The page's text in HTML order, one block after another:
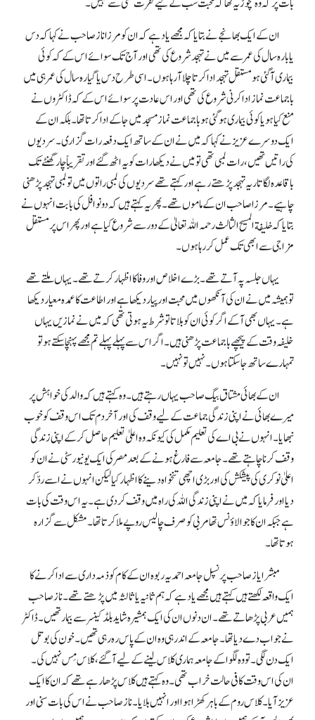
ان کے ایک بھانجے نے بتایا کہ مجھے یاد ہے کہ ان کو مرزا ناز صاحب نے کہا کہ دس
یا بارہ سال کی عمر سے میں نے تہجد شروع کی تھی اور آج تک سوائے اس کے کہ کوئی
بیماری آ گئی ہو مستقل تہجد ادا کرتا چلا آ رہا ہوں۔ اسی طرح دس یا گیارہ سال کی عمر ہی میں
باجماعت نماز ادا کرنی شروع کی تھی اور اس عادت پر سوائے اس کے کہ ڈاکٹروں نے
منع کیا ہو یا کوئی بیماری ہو گئی ہو باجماعت نماز مسجد میں جا کے ادا کرتا تھا۔ بلکہ ان کے
ایک دوسرے عزیز نے کہا کہ میں نے ان کے ساتھ ایک دفعہ رات گزاری۔ سردیوں
کی راتیں تھیں، رات لمبی تھی تو میں نے دیکھا رات کو یہ اٹھ گئے اور تقریباً چار گھنٹے تک
باقاعدہ لگاتار یہ تہجد پڑھتے رہے اور کہتے تھے سردیوں کی لمبی راتوں میں تو لمبی تہجد پڑھنی
چاہیے۔ مرزا صاحب ان کے ماموں تھے۔ پھر یہ کہتے ہیں کہ دو نوافل کی بابت انہوں نے
بتایا کہ خلیفة المسیح الثالث رحمہ اللہ تعالیٰ کے دور سے شروع کیا ہے اور پھر اس پر مستقل
مزاجی سے ابھی تک عمل کر رہا ہوں۔
یہاں جلسہ پہ آتے تھے۔ بڑے اخلاص اور وفا کا اظہار کرتے تھے۔ یہاں ملتے تھے
تو ہمیشہ میں نے ان کی آنکھوں میں محبت اور پیار دیکھا ہے اور اطاعت کا عمدہ معیار دیکھا
ہے۔ یہاں بھی آ کے اگر کوئی ان کو بلاتا تو شرط یہ ہوتی تھی کہ میں نے نمازیں یہاں
خلیفہ وقت کے پیچھے باجماعت پڑھنی ہیں۔ اگر اس سے پہلے پہلے تم مجھے پہنچا سکتے ہو تو
تمہارے ساتھ جا سکتا ہوں۔ نہیں تو نہیں۔
ان کے بھائی مشتاق بیگ صاحب یہاں رہتے ہیں۔ وہ کہتے ہیں کہ والد کی خواہش پر
میرے بھائی نے اپنی زندگی جماعت کے لیے وقف کی اور آخر دم تک اس وقف کو خوب
نبھایا۔ انہوں نے بی اے کی تعلیم مکمل کی کیونکہ وہ اعلیٰ تعلیم حاصل کر کے اپنی زندگی
وقف کرنا چاہتے تھے۔ جامعہ سے فارغ ہونے کے بعد مصر کی ایک یونیورسٹی نے ان کو
اعلیٰ نوکری کی پیشکش کی اور بڑی اچھی تنخواہ دینے کا اظہار کیا لیکن انہوں نے اسے ردّ کر
دیا اور فرمایا کہ میں نے اپنی زندگی اللہ کی راہ میں وقف کر دی ہے۔ یہ اس وقت کی بات
ہے جبکہ ان کا جو الاؤنس تھا مربی کو صرف چالیس روپے ملا کرتا تھا۔ مشکل سے گزارہ
ہوتا تھا۔
مبشر ایاز صاحب پرنسپل جامعہ احمدیہ ربوہ ان کے کام کو ذمہ داری سے ادا کرنے کا
ایک واقعہ لکھتے ہیں کہتے ہیں مجھے یاد ہے کہ ہم ثانیہ یا ثالثہ میں پڑھتے تھے۔ ناز صاحب
ہمیں عربی پڑھاتے تھے۔ ان دنوں ان کی ایک ہمشیرہ شاید بلڈ کینسر سے بیمار تھیں۔ ڈاکٹر
نے جواب دے دیا تھا۔ جامعہ کے اندر ہی وہ ان کے پاس رہ رہی تھیں۔ خون کی بوتل
ایک دن لگی۔ تووہ لگوا کے جامعہ ہماری کلاس لینے کے لیے آ گئے، کلاس مِس نہیں کی۔
ان کی اس وقت کافی حالت خراب تھی۔ وہ کہتے ہیں کلاس پڑھا رہے تھے کہ ان کا ایک
عزیز آیا۔ کلاس روم کے باہر کھڑا ہوا اور انہیں بلایا۔ ناز صاحب نے اس کی بات سنی اور